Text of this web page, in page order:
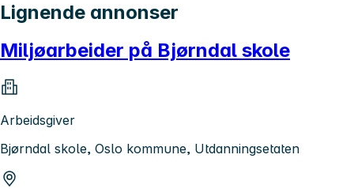
Lignende annonser
Miljøarbeider på Bjørndal skole
Arbeidsgiver
Bjørndal skole, Oslo kommune, Utdanningsetaten